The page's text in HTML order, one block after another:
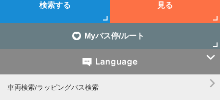
検索する
見る
Myバス停/ルート

車両検索/ラッピングバス検索 